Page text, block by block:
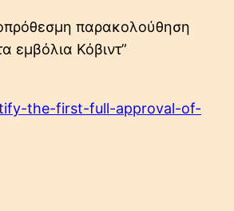
παρακολούθηση
εμβόλια Κόβιντ”
the-first-full-approval-of-